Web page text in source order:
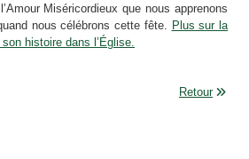
Miséricordieux que nous apprenons
nous célébrons cette fête.
Plus sur la
histoire dans l’Église.
Retour